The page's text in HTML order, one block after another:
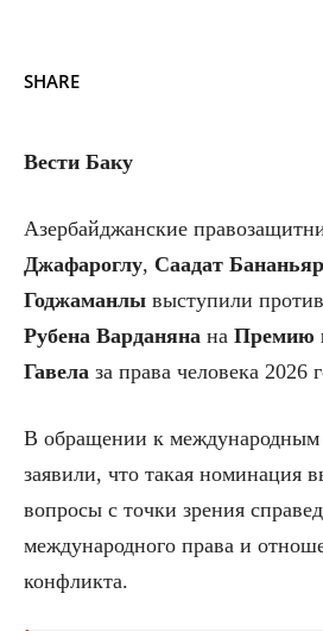
SHARE
Вести Баку
Азербайджанские
Джафароглу, Саадат
Годжаманлы выступили
Рубена Варданяна на Премию
Гавела за права человека 2026
В обращении к международным
заявили, что такая номинация
вопросы с точки зрения
международного права и
конфликта.